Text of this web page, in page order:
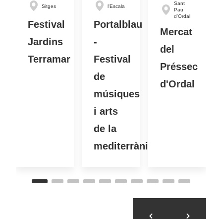
Sitges
Festival
Jardins
Terramar
l'Escala
Portalblau
-
Festival
de
músiques
i arts
de la
mediterrània
Sant
Pau
d'Ordal
Mercat
del
Préssec
d'Ordal